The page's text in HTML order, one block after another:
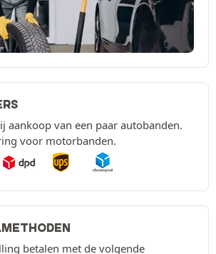
aankoop van een paar autobanden.
voor motorbanden.
betalen met de volgende